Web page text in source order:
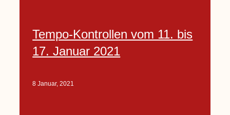
Tempo-Kontrollen vom 11. bis
17. Januar 2021
8 Januar, 2021